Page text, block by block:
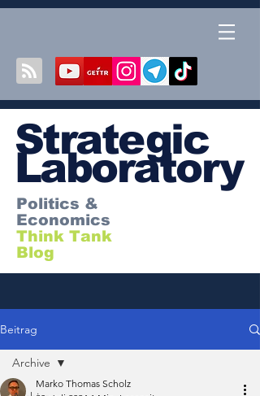
Strategic
Laboratory
Politics &
Economics
Think Tank
Blog
Beitrag
Archive
Marko Thomas Scholz